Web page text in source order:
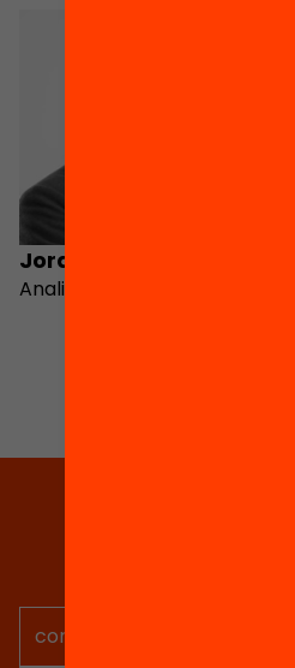
Jordi Sanz
Analista d'Ivàlua